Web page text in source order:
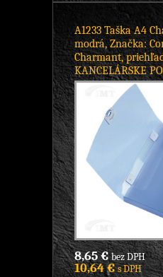
A1233 Taška A4
modrá, Značka:
Charmant,
KANCELÁRSKE
8,65 €bez DPH
10,64 €s DPH